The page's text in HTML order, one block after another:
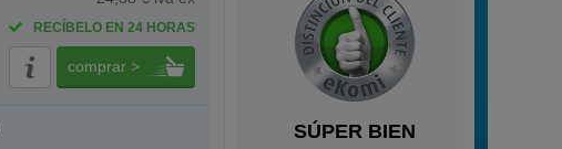
SÚPER BIEN
RECÍBELO EN 24 HORAS
comprar >